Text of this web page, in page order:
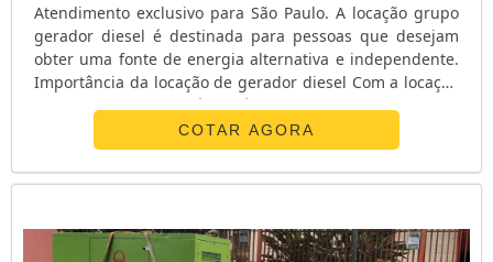
Atendimento exclusivo para São Paulo. A locação grupo
gerador diesel é destinada para pessoas que desejam
obter uma fonte de energia alternativa e independente.
Importância da locação de gerador diesel Com a locação
grupo gerador, você terá uma fonte de energia
alternativa para suprir parcialmente ou totalmente a
carga necessária para manter os principais
equipamentos de sua empresa funcionando em caso de
COTAR AGORA